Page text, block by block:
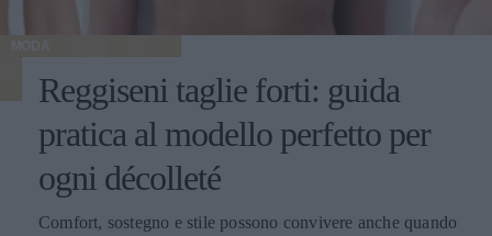
MODA
Reggiseni taglie forti: guida
pratica al modello perfetto per
ogni décolleté
Comfort, sostegno e stile possono convivere anche quando